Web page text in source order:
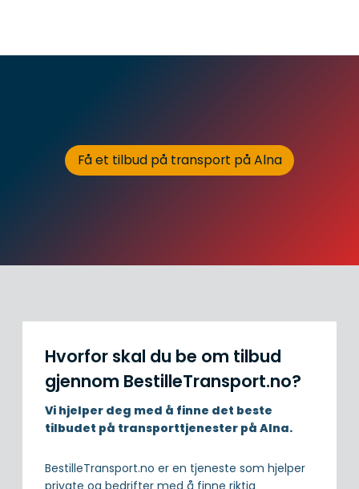
Få et tilbud på transport på Alna
Hvorfor skal du be om tilbud
gjennom BestilleTransport.no?
Vi hjelper deg med å finne det beste
tilbudet på transporttjenester på Alna.
BestilleTransport.no er en tjeneste som hjelper